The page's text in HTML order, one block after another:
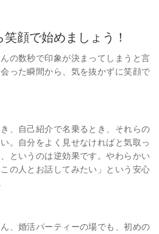
顔で始めましょう！
の数秒で印象が決まってしまうと言
った瞬間から、気を抜かずに笑顔で
、自己紹介で名乗るとき、それらの
。自分をよく見せなければと気取っ
というのは逆効果です。やわらかい
の人とお話してみたい」という安心
、婚活パーティーの場でも、初めの